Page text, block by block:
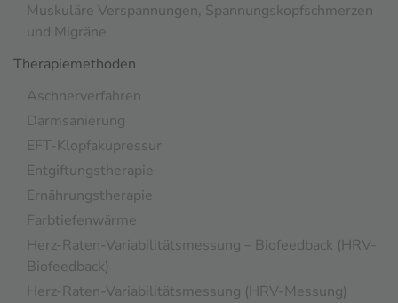
Muskuläre Verspannungen, Spannungskopfschmerzen
und Migräne
Therapiemethoden
Aschnerverfahren
Darmsanierung
EFT-Klopfakupressur
Entgiftungstherapie
Ernährungstherapie
Farbtiefenwärme
Herz-Raten-Variabilitätsmessung – Biofeedback (HRV-
Biofeedback)
Herz-Raten-Variabilitätsmessung (HRV-Messung)